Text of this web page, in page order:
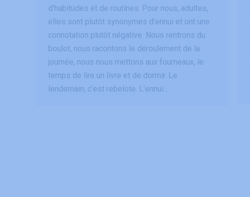
d’habitudes et de routines. Pour nous, adultes,
elles sont plutôt synonymes d’ennui et ont une
connotation plutôt négative. Nous rentrons du
boulot, nous racontons le déroulement de la
journée, nous nous mettons aux fourneaux, le
temps de lire un livre et de dormir. Le
lendemain, c’est rebelote. L’ennui…